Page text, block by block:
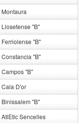
Montaura
Llosetense "B"
Ferriolense "B"
Constancia "B"
Campos "B"
Cala D'or
Binissalem "B"
AtlÈtic Sencelles